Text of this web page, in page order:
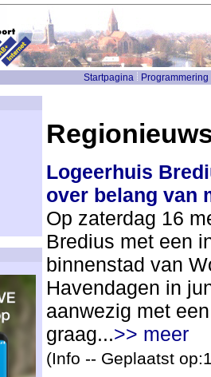
Startpagina Programmering
Logeerhuis
over belang van
Op zaterdag 16
Bredius met een
binnenstad van
Havendagen in
aanwezig met
graag...>> meer
(Info -- Geplaatst